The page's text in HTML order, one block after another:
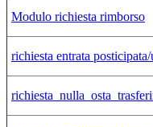
Modulo richiesta rimborso
richiesta entrata